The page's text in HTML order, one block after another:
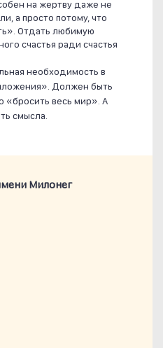
на жертву даже не
а просто потому, что
Отдать любимую
счастья ради счастья
необходимость в
Должен быть
«бросить весь мир». А
смысла.
Милонег